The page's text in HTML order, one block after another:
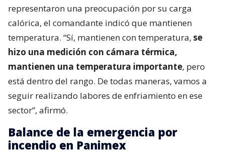
representaron una preocupación por su carga
calórica, el comandante indicó que mantienen
temperatura. “Sí, mantienen con temperatura, se
hizo una medición con cámara térmica,
mantienen una temperatura importante, pero
está dentro del rango. De todas maneras, vamos a
seguir realizando labores de enfriamiento en ese
sector”, afirmó.
Balance de la emergencia por
incendio en Panimex